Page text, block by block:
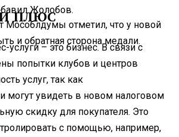
Жолобов.
ПЛЮС
Мособлдумы отметил, что у новой
и обратная сторона медали.
услуги – это бизнес. В связи с
попытки клубов и центров
услуг, так как
могут увидеть в новом налоговом
скидку для покупателя. Это
с помощью, например,